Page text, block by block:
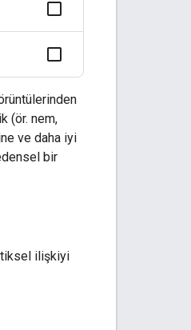
(ör. nem,
ve daha iyi
bir
ilişkiyi